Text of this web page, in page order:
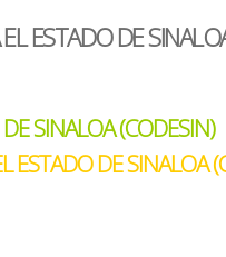
ESTADO DE
SINALOA (CODESIN)
DE SINALOA